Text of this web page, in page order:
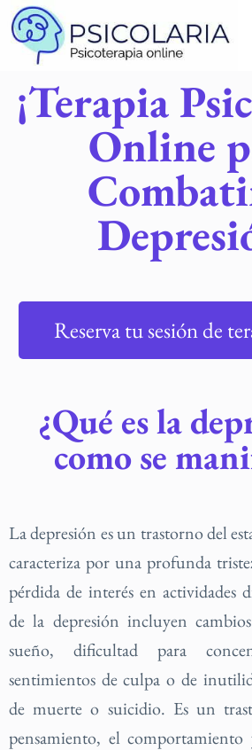
¡Terapia
Online
Reserva tu sesión de
¿Qué es la
como se
La depresión es un trastorno del
caracteriza por una profunda
pérdida de interés en actividades
de la depresión incluyen
sueño, dificultad para
sentimientos de culpa o de
de muerte o suicidio. Es un
pensamiento, el comportamiento